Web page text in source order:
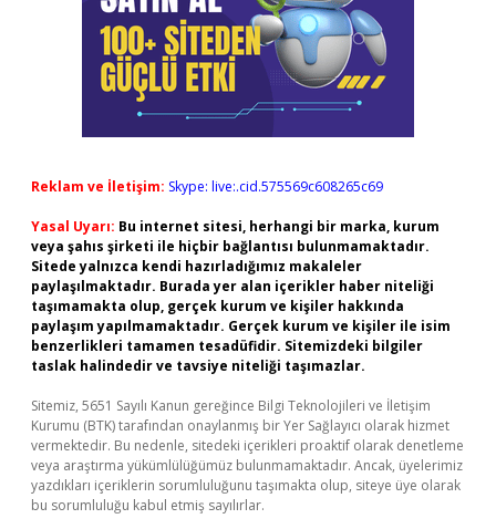
Reklam ve İletişim: Skype: live:.cid.575569c608265c69
Yasal Uyarı: Bu internet sitesi, herhangi bir marka, kurum
veya şahıs şirketi ile hiçbir bağlantısı bulunmamaktadır.
Sitede yalnızca kendi hazırladığımız makaleler
paylaşılmaktadır. Burada yer alan içerikler haber niteliği
taşımamakta olup, gerçek kurum ve kişiler hakkında
paylaşım yapılmamaktadır. Gerçek kurum ve kişiler ile isim
benzerlikleri tamamen tesadüfidir. Sitemizdeki bilgiler
taslak halindedir ve tavsiye niteliği taşımazlar.
Sitemiz, 5651 Sayılı Kanun gereğince Bilgi Teknolojileri ve İletişim
Kurumu (BTK) tarafından onaylanmış bir Yer Sağlayıcı olarak hizmet
vermektedir. Bu nedenle, sitedeki içerikleri proaktif olarak denetleme
veya araştırma yükümlülüğümüz bulunmamaktadır. Ancak, üyelerimiz
yazdıkları içeriklerin sorumluluğunu taşımakta olup, siteye üye olarak
bu sorumluluğu kabul etmiş sayılırlar.